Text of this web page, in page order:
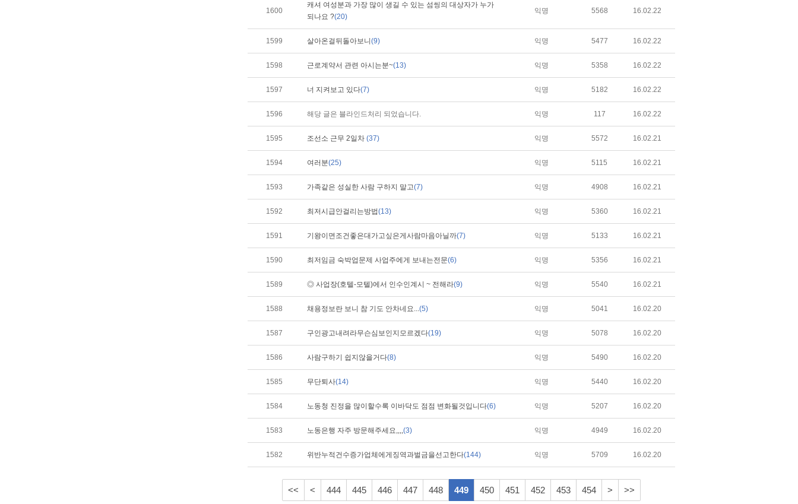
1600
캐셔 여성분과 가장 많이 생길 수 있는 섬씽의 대상자가 누가
되나요 ?(20)
익명 5568 16.02.22
1599 살아온걸뒤돌아보니 (9) 익명 5477 16.02.22
1598 근로계약서 관련 아시는분~(13) 익명 5358 16.02.22
1597 너 지켜보고 있다(7) 익명 5182 16.02.22
1596 해당 글은 블라인드처리 되었습니다. 익명 117 16.02.22
1595 조선소 근무 2일차 (37) 익명 5572 16.02.21
1594 여러분(25) 익명 5115 16.02.21
1593 가족같은 성실한 사람 구하지 말고(7) 익명 4908 16.02.21
1592 최저시급안걸리는방법(13) 익명 5360 16.02.21
1591 기왕이면조건좋은대가고싶은게사람마음아닐까(7) 익명 5133 16.02.21
1590 최저임금 숙박업문제 사업주에게 보내는전문(6) 익명 5356 16.02.21
1589 ◎ 사업장(호텔-모텔)에서 인수인계시 ~ 전해라(9) 익명 5540 16.02.21
1588 채용정보란 보니 참 기도 안차네요...(5) 익명 5041 16.02.20
1587 구인광고내려라무슨심보인지모르겠다(19) 익명 5078 16.02.20
1586 사람구하기 쉽지않을거다(8) 익명 5490 16.02.20
1585 무단퇴사(14) 익명 5440 16.02.20
1584 노동청 진정을 많이할수록 이바닥도 점점 변화될것입니다(6) 익명 5207 16.02.20
1583 노동은행 자주 방문해주세요,,,,(3) 익명 4949 16.02.20
1582 위반누적건수증가업체에게징역과벌금을선고한다(144) 익명 5709 16.02.20
<< < 444 445 446 447 448 449 450 451 452 453 454 > >>